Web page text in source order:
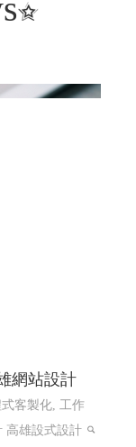
網站設計
式客製化, 工作
高雄設式設計